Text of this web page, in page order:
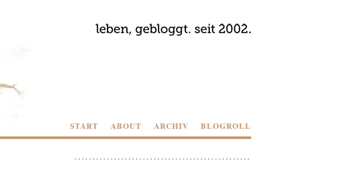
START ABOUT ARCHIV BLOGROLL